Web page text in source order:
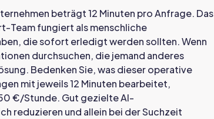
beträgt 12 Minuten pro Anfrage. Das
Team fungiert als menschliche
die sofort erledigt werden sollten. Wenn
durchsuchen, die jemand anderes
Bedenken Sie, was dieser operative
mit jeweils 12 Minuten bearbeitet,
€/Stunde. Gut gezielte AI-
reduzieren und allein bei der Suchzeit